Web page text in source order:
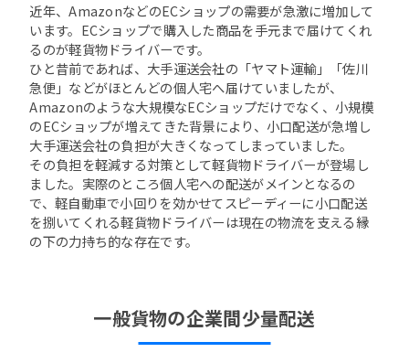
近年、AmazonなどのECショップの需要が急激に増加して
います。ECショップで購入した商品を手元まで届けてくれ
るのが軽貨物ドライバーです。
ひと昔前であれば、大手運送会社の「ヤマト運輸」「佐川
急便」などがほとんどの個人宅へ届けていましたが、
Amazonのような大規模なECショップだけでなく、小規模
のECショップが増えてきた背景により、小口配送が急増し
大手運送会社の負担が大きくなってしまっていました。
その負担を軽減する対策として軽貨物ドライバーが登場し
ました。実際のところ個人宅への配送がメインとなるの
で、軽自動車で小回りを効かせてスピーディーに小口配送
を捌いてくれる軽貨物ドライバーは現在の物流を支える縁
の下の力持ち的な存在です。
一般貨物の企業間少量配送